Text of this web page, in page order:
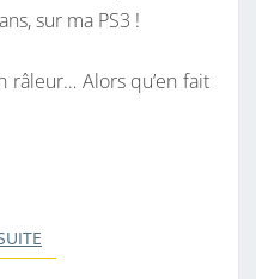
sur ma PS3 !
râleur… Alors qu’en fait